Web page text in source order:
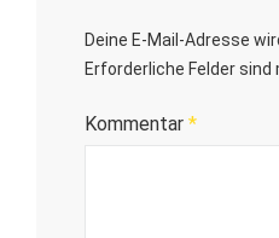
Deine E-Mail-Adresse
Erforderliche Felder sind
Kommentar *